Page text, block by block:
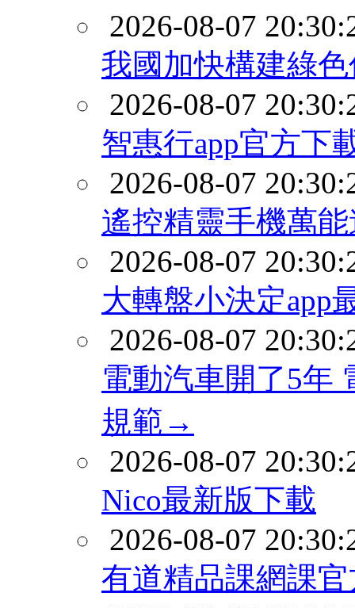
2026-08-07
我國加快構建綠
2026-08-07
智惠行app官方下
2026-08-07
遙控精靈手機萬
2026-08-07
大轉盤小決定app
2026-08-07
電動汽車開了5年
規範→
2026-08-07
Nico最新版下載
2026-08-07
有道精品課網課官